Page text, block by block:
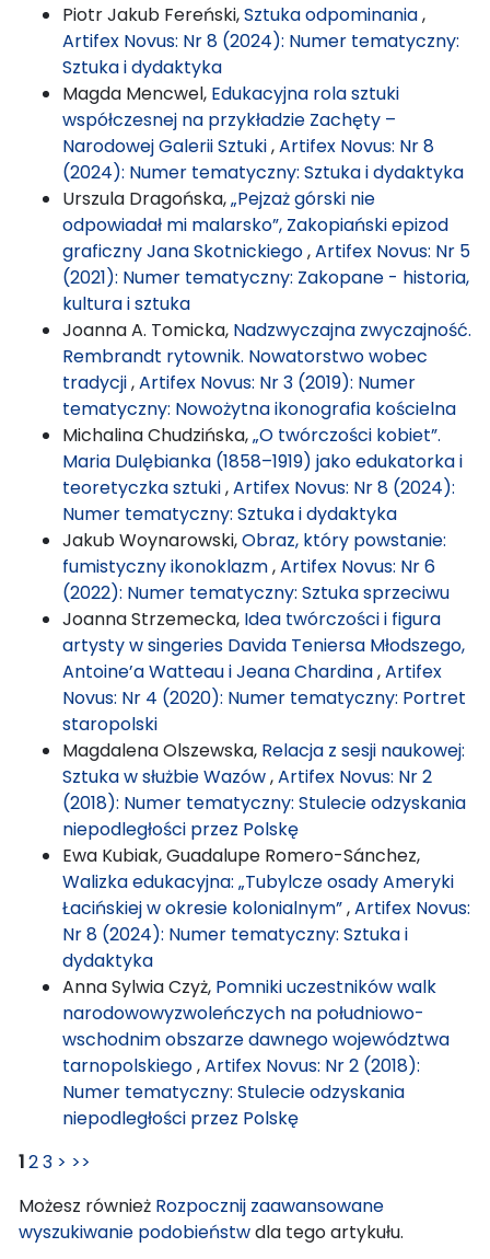
Piotr Jakub Fereński,Sztuka odpominania,
Artifex Novus: Nr 8 (2024): Numer tematyczny:
Sztuka i dydaktyka
Magda Mencwel, Edukacyjna rola sztuki
współczesnej na przykładzie Zachęty –
Narodowej Galerii Sztuki,Artifex Novus: Nr 8
(2024): Numer tematyczny: Sztuka i dydaktyka
Urszula Dragońska,„Pejzaż górski nie
odpowiadał mi malarsko”, Zakopiański epizod
graficzny Jana Skotnickiego,Artifex Novus: Nr 5
(2021): Numer tematyczny: Zakopane - historia,
kultura i sztuka
Joanna A. Tomicka, Nadzwyczajna zwyczajność.
Rembrandt rytownik. Nowatorstwo wobec
tradycji,Artifex Novus: Nr 3 (2019): Numer
tematyczny: Nowożytna ikonografia kościelna
Michalina Chudzińska,„O twórczości kobiet”.
Maria Dulębianka (1858–1919) jako edukatorka i
teoretyczka sztuki,Artifex Novus: Nr 8 (2024):
Numer tematyczny: Sztuka i dydaktyka
Jakub Woynarowski,Obraz, który powstanie:
fumistyczny ikonoklazm,Artifex Novus: Nr 6
(2022): Numer tematyczny: Sztuka sprzeciwu
Joanna Strzemecka, Idea twórczości i figura
artysty w singeries Davida Teniersa Młodszego,
Antoine’a Watteau i Jeana Chardina,Artifex
Novus: Nr 4 (2020): Numer tematyczny: Portret
staropolski
Magdalena Olszewska, Relacja z sesji naukowej:
Sztuka w służbie Wazów,Artifex Novus: Nr 2
(2018): Numer tematyczny: Stulecie odzyskania
niepodległości przez Polskę
Ewa Kubiak, Guadalupe Romero-Sánchez,
Walizka edukacyjna: „Tubylcze osady Ameryki
Łacińskiej w okresie kolonialnym”,Artifex Novus:
Nr 8 (2024): Numer tematyczny: Sztuka i
dydaktyka
Anna Sylwia Czyż, Pomniki uczestników walk
narodowowyzwoleńczych na południowo-
wschodnim obszarze dawnego województwa
tarnopolskiego,Artifex Novus: Nr 2 (2018):
Numer tematyczny: Stulecie odzyskania
niepodległości przez Polskę
123 > >>
Możesz również Rozpocznij zaawansowane
wyszukiwanie podobieństwdla tego artykułu.